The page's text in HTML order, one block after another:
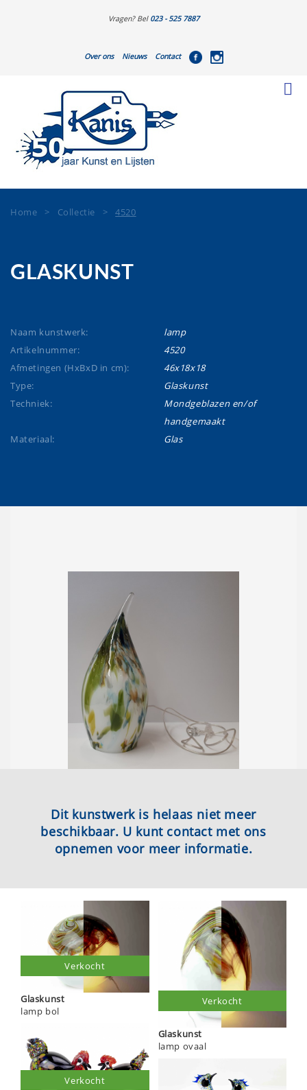
Vragen? Bel 023 - 525 7887
Over ons Nieuws Contact
Home > Collectie >4520
GLASKUNST
Naam kunstwerk:
lamp
Artikelnummer:
4520
Afmetingen (HxBxD in cm):
46x18x18
Type:
Glaskunst
Techniek:
Mondgeblazen en/of
handgemaakt
Materiaal:
Glas
Dit kunstwerk is helaas niet meer
beschikbaar. U kunt contact met ons
opnemen voor meer informatie.
Glaskunst
lamp bol
Verkocht
Verkocht
Glaskunst
lamp ovaal
Verkocht